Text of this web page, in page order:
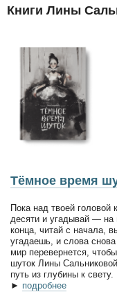
Книги Лины
Тёмное время
Пока над твоей головой
десяти и угадывай — на
конца, читай с начала,
угадаешь, и слова
мир перевернется,
шуток Лины
путь из глубины к свету.
► подробнее